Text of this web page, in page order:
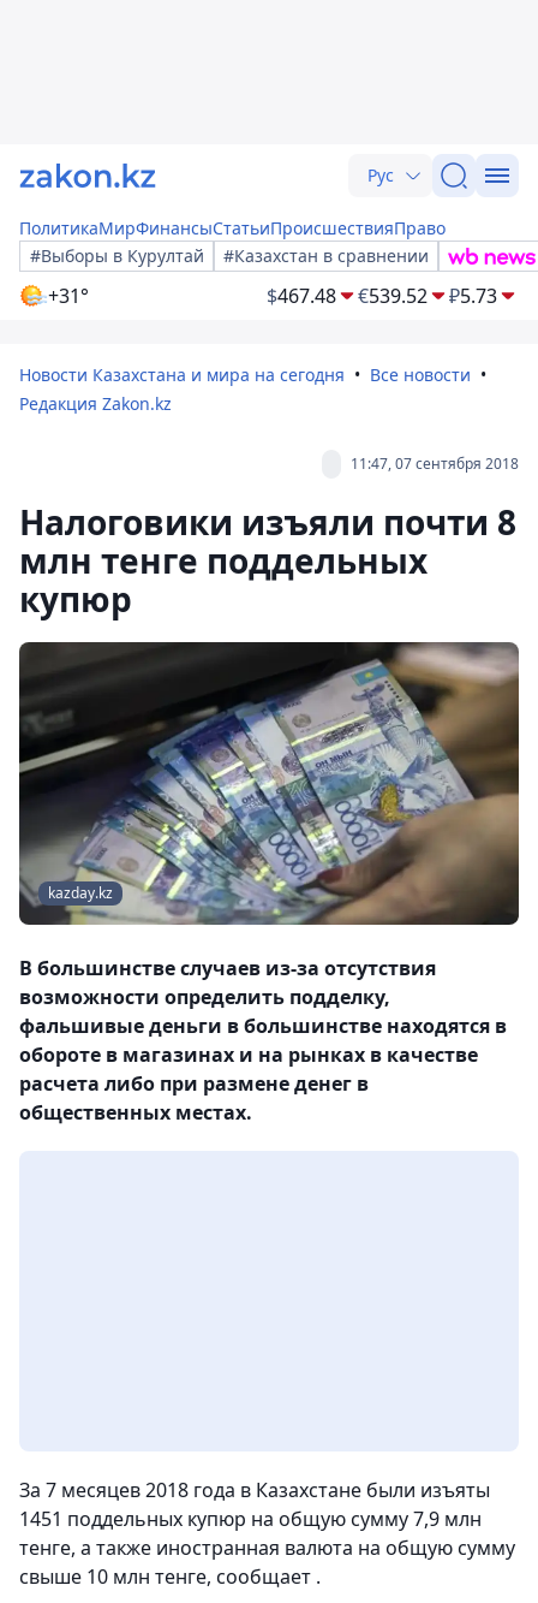
Рус
ПолитикаМирФинансыСтатьиПроисшествияПраво
#Выборы в Курултай
#Казахстан в сравнении
+31° $467.48 €539.52 ₽5.73
Новости Казахстана и мира на сегодня
Все новости
Редакция Zakon.kz
11:47, 07 сентября 2018
Налоговики изъяли почти 8
млн тенге поддельных
купюр
kazday.kz
В большинстве случаев из-за отсутствия
возможности определить подделку,
фальшивые деньги в большинстве находятся в
обороте в магазинах и на рынках в качестве
расчета либо при размене денег в
общественных местах.
За 7 месяцев 2018 года в Казахстане были изъяты
1451 поддельных купюр на общую сумму 7,9 млн
тенге, а также иностранная валюта на общую сумму
свыше 10 млн тенге, сообщает .